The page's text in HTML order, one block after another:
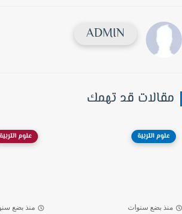
ADMIN
قد تهمك
علوم التربية
بضع سنوات
علوم التربية
منذ بضع سنوات